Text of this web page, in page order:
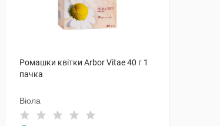
Ромашки квітки Arbor Vitae 40 г 1
пачка
Віола